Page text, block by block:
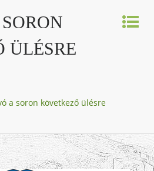
ÜLÉSRE
a soron következő ülésre